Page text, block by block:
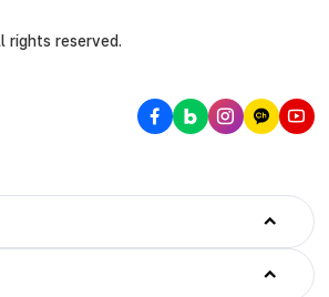
rights reserved.